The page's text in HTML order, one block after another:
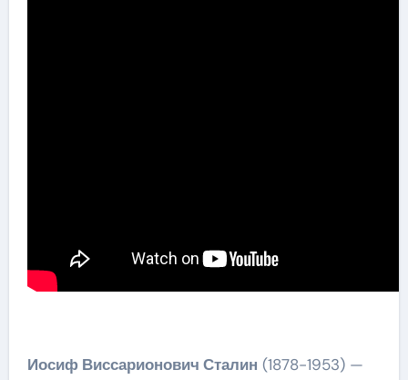
Иосиф Виссарионович Сталин (1878-1953) —